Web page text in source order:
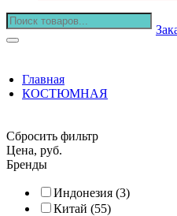
Главная
КОСТЮМНАЯ
Сбросить фильтр
Цена, руб.
Бренды
Индонезия (3)
Китай (55)